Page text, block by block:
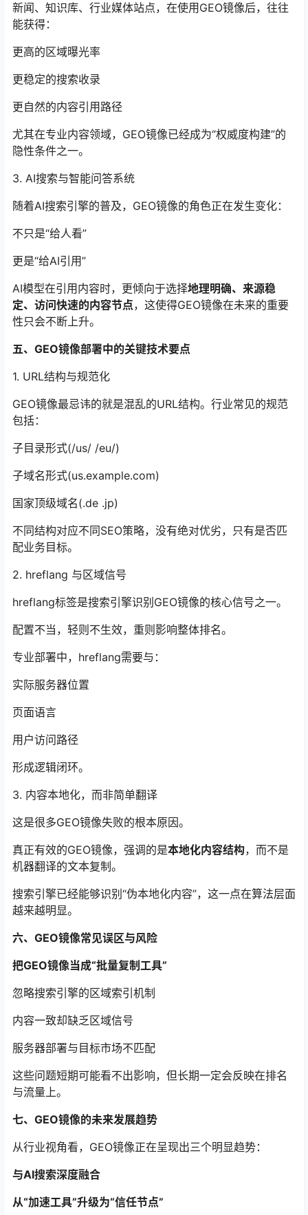
新闻、知识库、行业媒体站点，在使用GEO镜像后，往往
能获得：
更高的区域曝光率
更稳定的搜索收录
更自然的内容引用路径
尤其在专业内容领域，GEO镜像已经成为“权威度构建”的
隐性条件之一。
3. AI搜索与智能问答系统
随着AI搜索引擎的普及，GEO镜像的角色正在发生变化：
不只是“给人看”
更是“给AI引用”
AI模型在引用内容时，更倾向于选择地理明确、来源稳
定、访问快速的内容节点，这使得GEO镜像在未来的重要
性只会不断上升。
五、GEO镜像部署中的关键技术要点
1. URL结构与规范化
GEO镜像最忌讳的就是混乱的URL结构。行业常见的规范
包括：
子目录形式(/us/ /eu/)
子域名形式(us.example.com)
国家顶级域名(.de .jp)
不同结构对应不同SEO策略，没有绝对优劣，只有是否匹
配业务目标。
2. hreflang 与区域信号
hreflang标签是搜索引擎识别GEO镜像的核心信号之一。
配置不当，轻则不生效，重则影响整体排名。
专业部署中，hreflang需要与：
实际服务器位置
页面语言
用户访问路径
形成逻辑闭环。
3. 内容本地化，而非简单翻译
这是很多GEO镜像失败的根本原因。
真正有效的GEO镜像，强调的是本地化内容结构，而不是
机器翻译的文本复制。
搜索引擎已经能够识别“伪本地化内容”，这一点在算法层面
越来越明显。
六、GEO镜像常见误区与风险
把GEO镜像当成“批量复制工具”
忽略搜索引擎的区域索引机制
内容一致却缺乏区域信号
服务器部署与目标市场不匹配
这些问题短期可能看不出影响，但长期一定会反映在排名
与流量上。
七、GEO镜像的未来发展趋势
从行业视角看，GEO镜像正在呈现出三个明显趋势：
与AI搜索深度融合
从“加速工具”升级为“信任节点”